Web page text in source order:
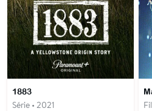
1883
Série • 2021